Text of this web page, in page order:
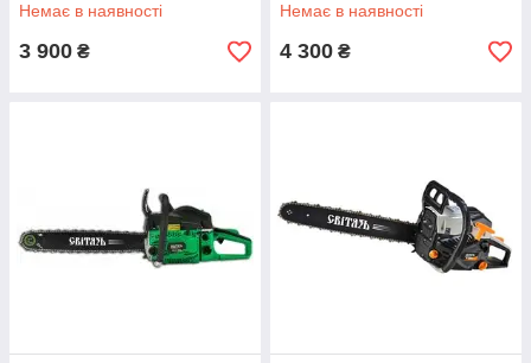
Немає в наявності
3 900 ₴
Немає в наявності
4 300 ₴